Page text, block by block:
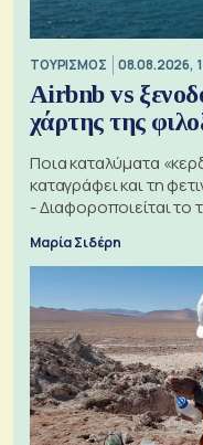
ΤΟΥΡΙΣΜΟΣ 08.08.2026,
Airbnb vs
χάρτης της
Ποια καταλύματα
καταγράφει και τη
- Διαφοροποιείται το
Μαρία Σιδέρη